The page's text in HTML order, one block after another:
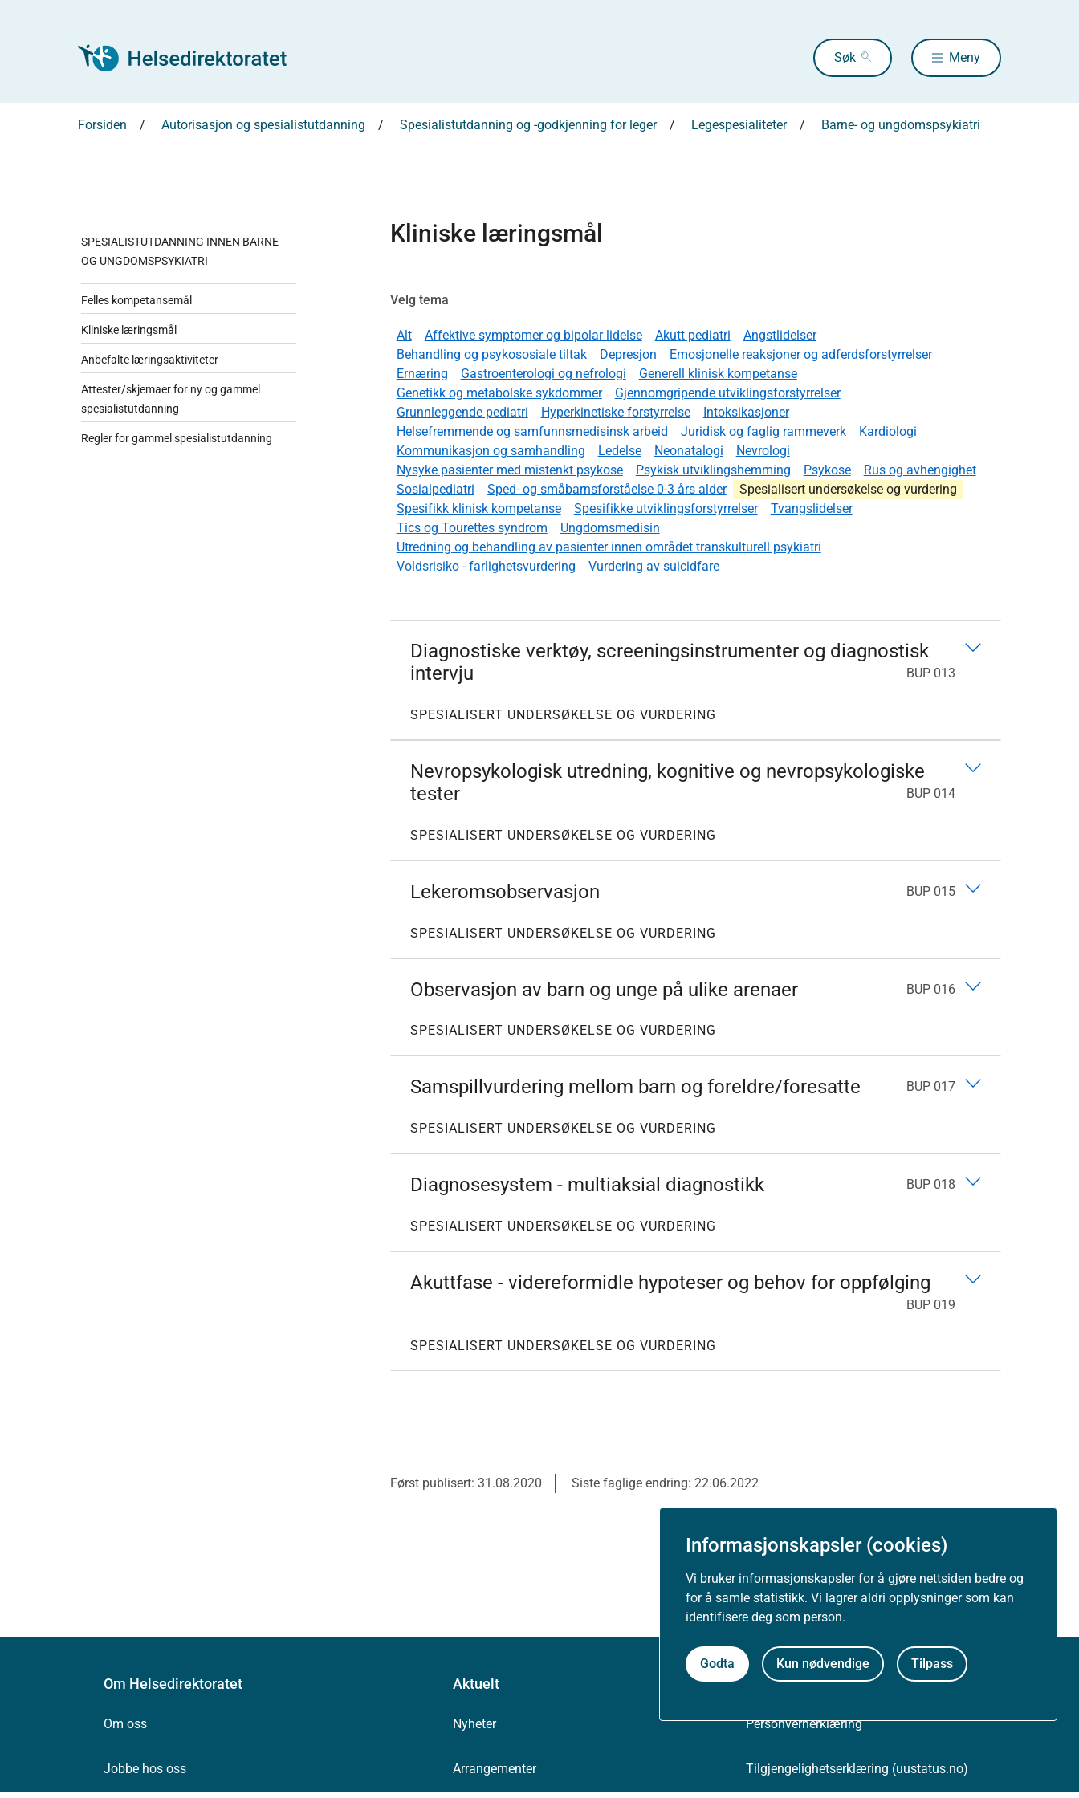
Informasjonskapsler (cookies)
Vi bruker informasjonskapsler for å gjøre nettsiden bedre og
for å samle statistikk. Vi lagrer aldri opplysninger som kan
identifisere deg som person.
Godta Kun nødvendige Tilpass
Søk Meny
Forsiden Autorisasjon og spesialistutdanning Spesialistutdanning og -godkjenning for leger Legespesialiteter Barne- og ungdomspsykiatri
SPESIALISTUTDANNING INNEN BARNE-
OG UNGDOMSPSYKIATRI
Felles kompetansemål
Kliniske læringsmål
Anbefalte læringsaktiviteter
Attester/skjemaer for ny og gammel
spesialistutdanning
Regler for gammel spesialistutdanning
Kliniske læringsmål
Velg tema
Alt Affektive symptomer og bipolar lidelse Akutt pediatri
Angstlidelser
Behandling og psykososiale tiltak
Depresjon
Emosjonelle reaksjoner og adferdsforstyrrelser
Ernæring
Gastroenterologi og nefrologi
Generell klinisk kompetanse
Genetikk og metabolske sykdommer
Gjennomgripende utviklingsforstyrrelser
Grunnleggende pediatri
Hyperkinetiske forstyrrelse
Intoksikasjoner
Helsefremmende og samfunnsmedisinsk arbeid
Juridisk og faglig rammeverk
Kardiologi
Kommunikasjon og samhandling
Ledelse Neonatalogi
Nevrologi
Nysyke pasienter med mistenkt psykose
Psykisk utviklingshemming Psykose
Rus og avhengighet
Sosialpediatri
Sped- og småbarnsforståelse 0-3 års alder
Spesialisert undersøkelse og vurdering
Spesifikk klinisk kompetanse
Spesifikke utviklingsforstyrrelser
Tvangslidelser
Tics og Tourettes syndrom
Ungdomsmedisin
Utredning og behandling av pasienter innen området transkulturell psykiatri
Voldsrisiko - farlighetsvurdering
Vurdering av suicidfare
Diagnostiske verktøy, screeningsinstrumenter og diagnostisk
intervju
BUP 013
SPESIALISERT UNDERSØKELSE OG VURDERING
Nevropsykologisk utredning, kognitive og nevropsykologiske
tester
BUP 014
SPESIALISERT UNDERSØKELSE OG VURDERING
Lekeromsobservasjon BUP 015
SPESIALISERT UNDERSØKELSE OG VURDERING
Observasjon av barn og unge på ulike arenaer BUP 016
SPESIALISERT UNDERSØKELSE OG VURDERING
Samspillvurdering mellom barn og foreldre/foresatte BUP 017
SPESIALISERT UNDERSØKELSE OG VURDERING
Diagnosesystem - multiaksial diagnostikk BUP 018
SPESIALISERT UNDERSØKELSE OG VURDERING
Akuttfase - videreformidle hypoteser og behov for oppfølging
BUP 019
SPESIALISERT UNDERSØKELSE OG VURDERING
Først publisert: 31.08.2020 Siste faglige endring: 22.06.2022
Om Helsedirektoratet
Om oss
Jobbe hos oss
Aktuelt
Nyheter
Arrangementer
Om nettstedet
Personvernerklæring
Tilgjengelighetserklæring (uustatus.no)